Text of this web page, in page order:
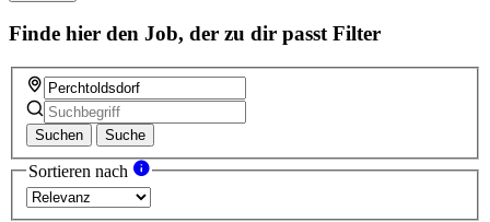
Finde hier den Job, der zu dir passt Filter
Suchen Suche
Sortieren nach